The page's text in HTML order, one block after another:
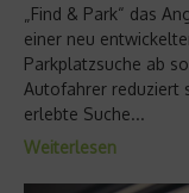
„Find & Park“ das
einer neu
Parkplatzsuche ab
Autofahrer reduziert
erlebte Suche...
Weiterlesen